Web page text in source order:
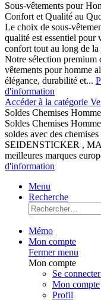
Sous-vêtements pour
Confort et Qualité au
Le choix de sous-
qualité est essentiel pour
confort tout au long de la
Notre sélection premium
vêtements pour homme
élégance, durabilité et...
d'information
Accéder à la catégorie
Soldes Chemises
Soldes Chemises
soldes avec des
SEIDENSTICKER ,
meilleures marques
d'information
Menu
Recherche
Mémo
Mon compte
Fermer menu
Mon compte
Se connecter
Mon compte
Profil